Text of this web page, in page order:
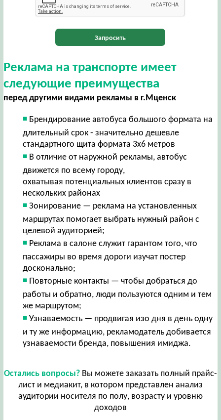
Запросить
Реклама на транспорте имеет
следующие преимущества
перед другими видами рекламы в г.Мценск
Брендирование автобуса большого формата на
длительный срок - значительно дешевле
стандартного щита формата 3х6 метров
В отличие от наружной рекламы, автобус
движется по всему городу,
охватывая потенциальных клиентов сразу в
нескольких районах
Зонирование — реклама на установленных
маршрутах помогает выбрать нужный район с
целевой аудиторией;
Реклама в салоне служит гарантом того, что
пассажиры во время дороги изучат постер
досконально;
Повторные контакты — чтобы добраться до
работы и обратно, люди пользуются одним и тем
же маршрутом;
Узнаваемость — продвигая изо дня в день одну
и ту же информацию, рекламодатель добивается
узнаваемости бренда, повышения имиджа.
Остались вопросы?Вы можете заказать полный прайс-
лист и медиакит, в котором представлен анализ
аудитории носителя по полу, возрасту и уровню
доходов